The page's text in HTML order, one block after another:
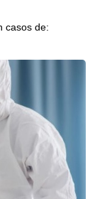
casos de: